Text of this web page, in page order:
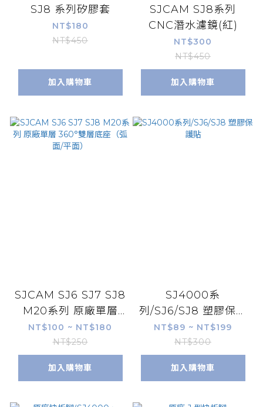
SJ8 系列矽膠套
NT$180
NT$450
加入購物車
SJCAM SJ8系列
CNC潛水濾鏡(紅)
NT$300
NT$450
加入購物車
SJCAM SJ6 SJ7 SJ8
M20系列 原廠單層
360°雙層底座（弧面/
平面）
NT$100 ~ NT$180
NT$250
加入購物車
SJ4000系
列/SJ6/SJ8 塑膠保護
貼
NT$89 ~ NT$199
NT$300
加入購物車